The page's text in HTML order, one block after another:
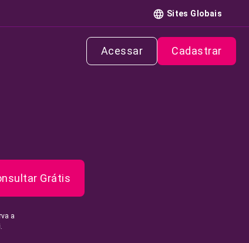
Sites Globais
Acessar Cadastrar
Grátis
a